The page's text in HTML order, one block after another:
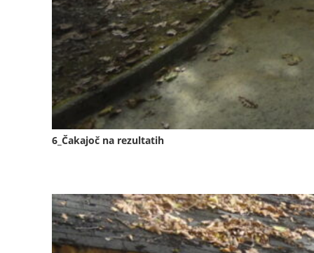
6_Čakajoč na rezultatih